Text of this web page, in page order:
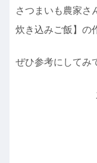
さつまいも農家さ
炊き込みご飯】の
ぜひ参考にしてみ